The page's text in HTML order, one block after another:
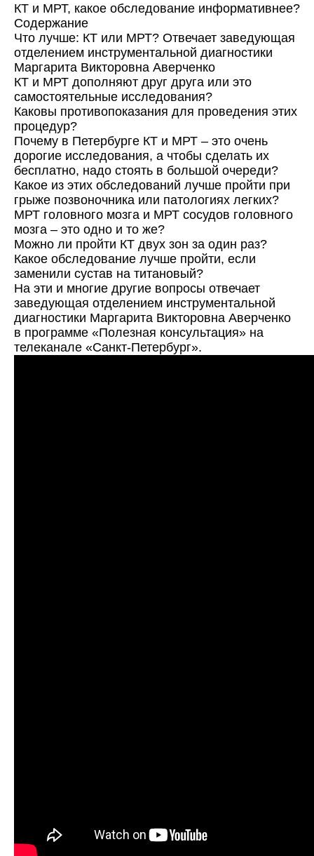
КТ и МРТ, какое обследование информативнее?
Содержание
Что лучше: КТ или МРТ? Отвечает заведующая
отделением инструментальной диагностики
Маргарита Викторовна Аверченко
КТ и МРТ дополняют друг друга или это
самостоятельные исследования?
Каковы противопоказания для проведения этих
процедур?
Почему в Петербурге КТ и МРТ – это очень
дорогие исследования, а чтобы сделать их
бесплатно, надо стоять в большой очереди?
Какое из этих обследований лучше пройти при
грыже позвоночника или патологиях легких?
МРТ головного мозга и МРТ сосудов головного
мозга – это одно и то же?
Можно ли пройти КТ двух зон за один раз?
Какое обследование лучше пройти, если
заменили сустав на титановый?
На эти и многие другие вопросы отвечает
заведующая отделением инструментальной
диагностики Маргарита Викторовна Аверченко
в программе «Полезная консультация» на
телеканале «Санкт-Петербург».